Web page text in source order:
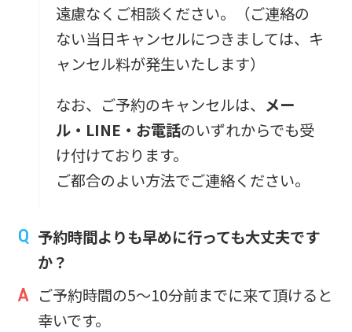
遠慮なくご相談ください。（ご連絡の
ない当日キャンセルにつきましては、キ
ャンセル料が発生いたします）
なお、ご予約のキャンセルは、 メー
ル・LINE・お電話のいずれからでも受
け付けております。
ご都合のよい方法でご連絡ください。
予約時間よりも早めに行っても大丈夫です
か？
ご予約時間の5～10分前までに来て頂けると
幸いです。